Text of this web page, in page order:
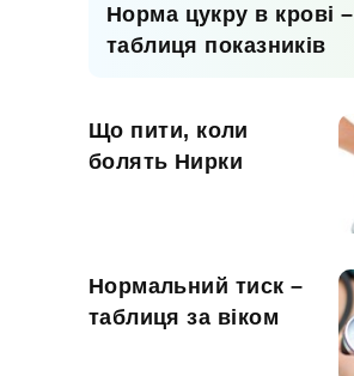
Норма цукру в крові –
таблиця показників
Що пити, коли
болять Нирки
Нормальний тиск –
таблиця за віком